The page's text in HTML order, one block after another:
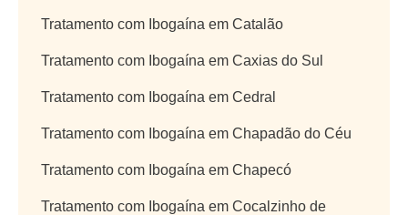
Tratamento com Ibogaína em Catalão
Tratamento com Ibogaína em Caxias do Sul
Tratamento com Ibogaína em Cedral
Tratamento com Ibogaína em Chapadão do Céu
Tratamento com Ibogaína em Chapecó
Tratamento com Ibogaína em Cocalzinho de